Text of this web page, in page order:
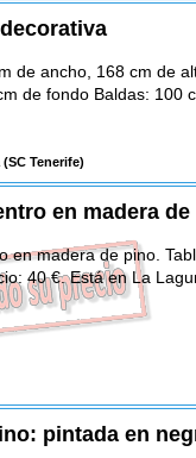
de ancho, 168 cm de
de fondo Baldas: 100
(SC Tenerife)
en madera
en madera de pino.
40 €. Está en La
pintada en